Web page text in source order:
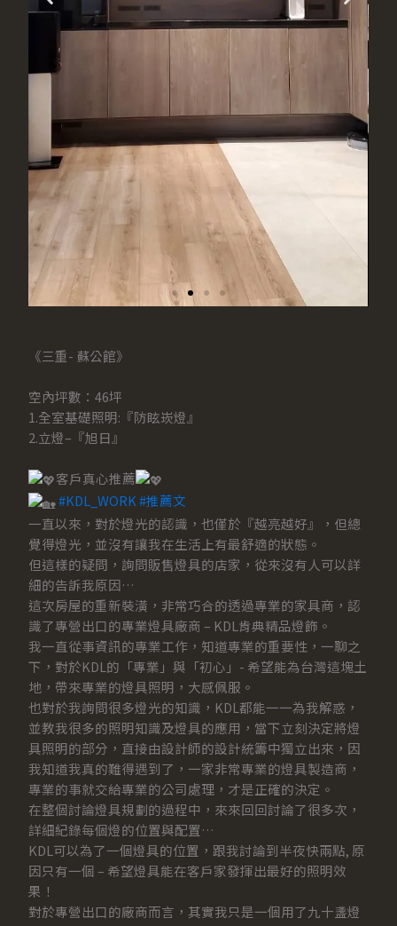
《三重- 蘇公館》
空內坪數：46坪
1.全室基礎照明:『防眩崁燈』
2.立燈–『旭日』
客戶真心推薦
#KDL_WORK#推薦文
一直以來，對於燈光的認識，也僅於『越亮越好』，但總
覺得燈光，並沒有讓我在生活上有最舒適的狀態。
但這樣的疑問，詢問販售燈具的店家，從來沒有人可以詳
細的告訴我原因…
這次房屋的重新裝潢，非常巧合的透過專業的家具商，認
識了專營出口的專業燈具廠商 – KDL肯典精品燈飾。
我一直從事資訊的專業工作，知道專業的重要性，一聊之
下，對於KDL的「專業」與「初心」- 希望能為台灣這塊土
地，帶來專業的燈具照明，大感佩服。
也對於我詢問很多燈光的知識，KDL都能一一為我解惑，
並教我很多的照明知識及燈具的應用，當下立刻決定將燈
具照明的部分，直接由設計師的設計統籌中獨立出來，因
我知道我真的難得遇到了，一家非常專業的燈具製造商，
專業的事就交給專業的公司處理，才是正確的決定。
在整個討論燈具規劃的過程中，來來回回討論了很多次，
詳細紀錄每個燈的位置與配置…
KDL可以為了一個燈具的位置，跟我討論到半夜快兩點, 原
因只有一個 – 希望燈具能在客戶家發揮出最好的照明效
果！
對於專營出口的廠商而言，其實我只是一個用了九十盞燈